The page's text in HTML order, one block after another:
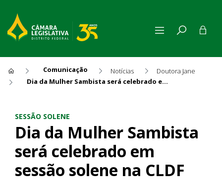
Comunicação Notícias
Doutora Jane
Dia da Mulher Sambista será celebrado em sessão solene na CLDF
SESSÃO SOLENE
Dia da Mulher Sambista
será celebrado em
sessão solene na CLDF